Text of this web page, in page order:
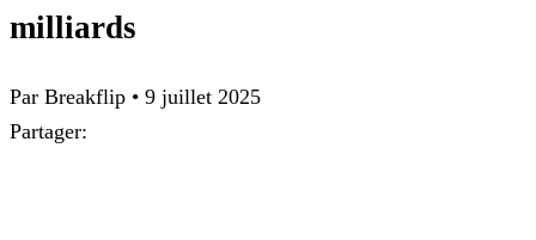
milliards
Par Breakflip • 9 juillet 2025
Partager: